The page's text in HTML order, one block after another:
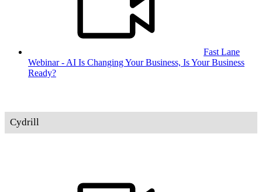
Fast Lane
Webinar - AI Is Changing Your Business, Is Your Business
Ready?
Cydrill